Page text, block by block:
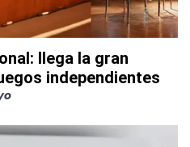
llega la gran
independientes